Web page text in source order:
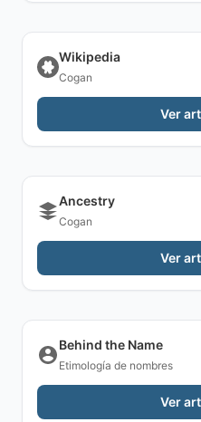
Wikipedia
Cogan
Ver
Ancestry
Cogan
Ver
Behind the Name
Etimología de nombres
Ver